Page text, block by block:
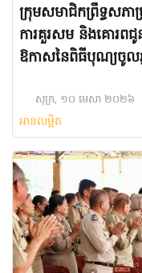
ក្រុមសមាជិកព្រឹទ្ធសភ
ការគួរសម និងគោរព
ឱកាសនៃពិធីបុណ្យចូលឆ្
សុក្រ, ១០ មេសា ២០២៦
អានលម្អិត